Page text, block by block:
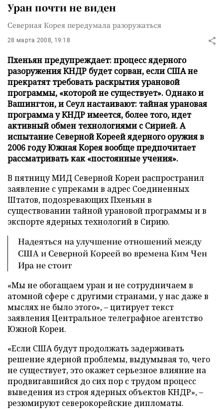
Уран почти не виден
Северная Корея передумала разоружаться
28 марта 2008, 19:18
Пхеньян предупреждает: процесс ядерного
разоружения КНДР будет сорван, если США не
прекратят требовать раскрытия урановой
программы, «которой не существует». Однако и
Вашингтон, и Сеул настаивают: тайная урановая
программа у КНДР имеется, более того, идет
активный обмен технологиями с Сирией. А
испытание Северной Кореей ядерного оружия в
2006 году Южная Корея вообще предпочитает
рассматривать как «постоянные учения».
В пятницу МИД Северной Кореи распространил
заявление с упреками в адрес Соединенных
Штатов, подозревающих Пхеньян в
существовании тайной урановой программы и в
экспорте ядерных технологий в Сирию.
Надеяться на улучшение отношений между
США и Северной Кореей во времена Ким Чен
Ира не стоит
«Мы не обогащаем уран и не сотрудничаем в
атомной сфере с другими странами, у нас даже в
мыслях не было этого», – цитирует текст
заявления Центральное телеграфное агентство
Южной Кореи.
«Если США будут продолжать задерживать
решение ядерной проблемы, выдумывая то, чего
не существует, это окажет серьезное влияние на
продвигавшийся до сих пор с трудом процесс
выведения из строя ядерных объектов КНДР», –
резюмируют северокорейские дипломаты.